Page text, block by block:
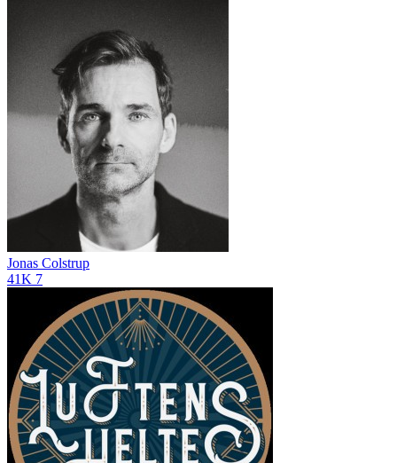
Jonas Colstrup
41K 7